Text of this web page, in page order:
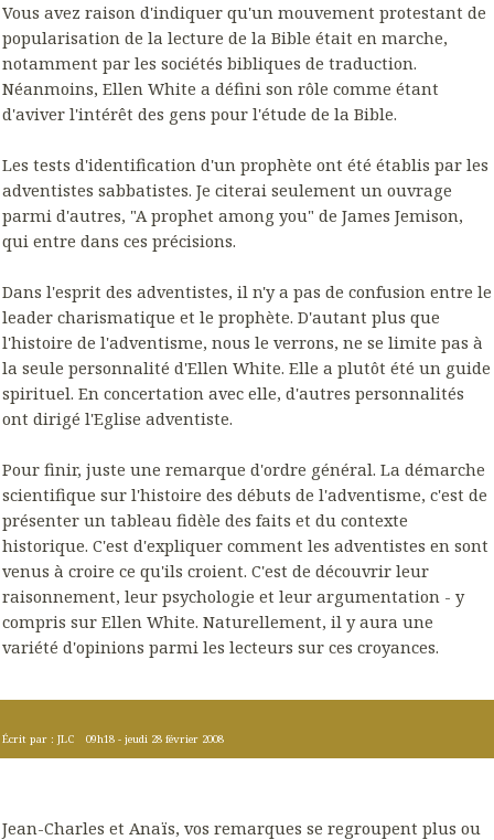
Vous avez raison d'indiquer qu'un mouvement protestant de
popularisation de la lecture de la Bible était en marche,
notamment par les sociétés bibliques de traduction.
Néanmoins, Ellen White a défini son rôle comme étant
d'aviver l'intérêt des gens pour l'étude de la Bible.
Les tests d'identification d'un prophète ont été établis par les
adventistes sabbatistes. Je citerai seulement un ouvrage
parmi d'autres, "A prophet among you" de James Jemison,
qui entre dans ces précisions.
Dans l'esprit des adventistes, il n'y a pas de confusion entre le
leader charismatique et le prophète. D'autant plus que
l'histoire de l'adventisme, nous le verrons, ne se limite pas à
la seule personnalité d'Ellen White. Elle a plutôt été un guide
spirituel. En concertation avec elle, d'autres personnalités
ont dirigé l'Eglise adventiste.
Pour finir, juste une remarque d'ordre général. La démarche
scientifique sur l'histoire des débuts de l'adventisme, c'est de
présenter un tableau fidèle des faits et du contexte
historique. C'est d'expliquer comment les adventistes en sont
venus à croire ce qu'ils croient. C'est de découvrir leur
raisonnement, leur psychologie et leur argumentation - y
compris sur Ellen White. Naturellement, il y aura une
variété d'opinions parmi les lecteurs sur ces croyances.
Écrit par : JLC 09h18 -jeudi 28 février 2008
Jean-Charles et Anaïs, vos remarques se regroupent plus ou